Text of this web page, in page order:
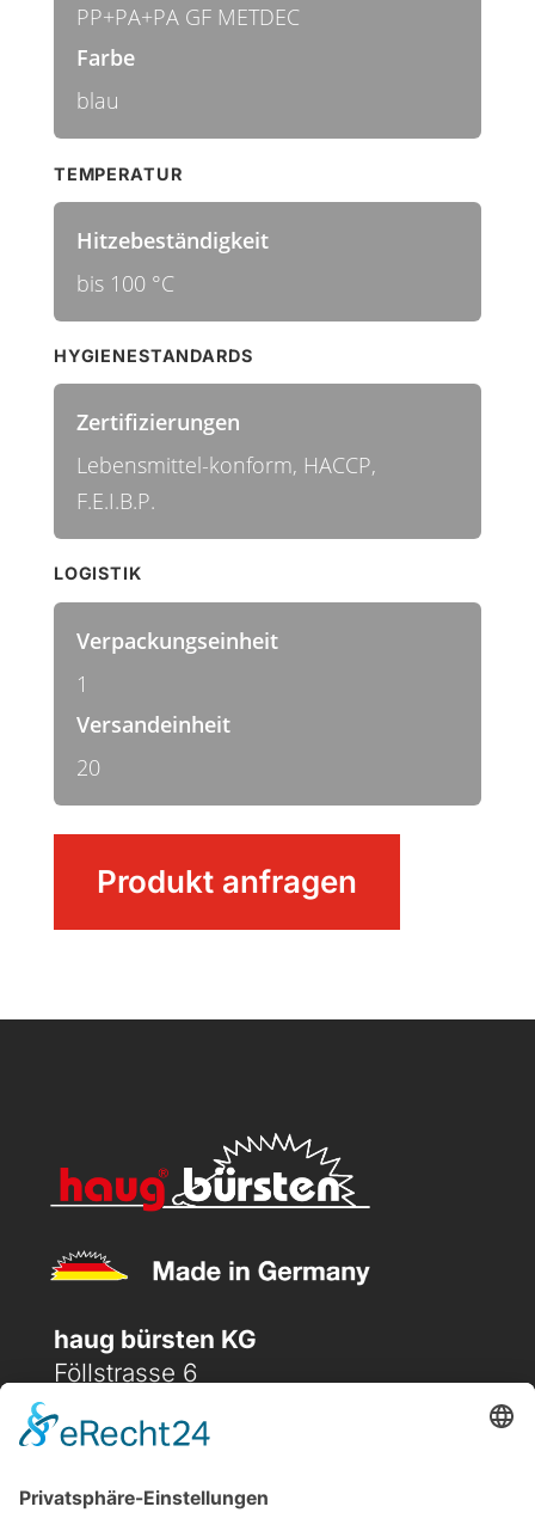
DETECTProdukt anfragen
PP+PA+PA GF METDEC
Farbe
blau
TEMPERATUR
Hitzebeständigkeit
bis 100 °C
HYGIENESTANDARDS
Zertifizierungen
Lebensmittel-konform, HACCP,
F.E.I.B.P.
LOGISTIK
Verpackungseinheit
1
Versandeinheit
20
haug bürsten KG
Föllstrasse 6
D-86343 Königsbrunn
 (+49) 08231 / 96 30 96